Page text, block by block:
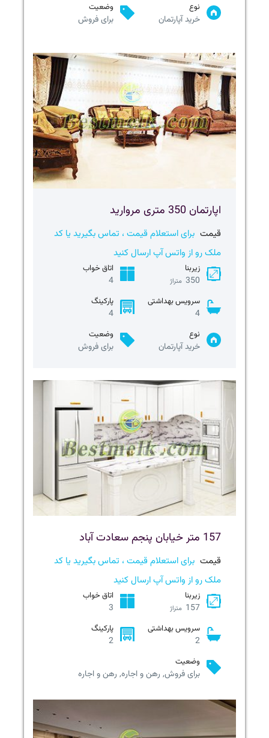
نوع
خرید آپارتمان
وضعیت
برای فروش
اپارتمان 350 متری مروارید
قیمت برای استعلام قیمت ، تماس بگیرید یا کد
ملک رو از واتس آپ ارسال کنید
زیربنا
350 متراژ
اتاق خواب
4
سرویس بهداشتی
4
پارکینگ
4
نوع
خرید آپارتمان
وضعیت
برای فروش
157 متر خیابان پنجم سعادت آباد
قیمت برای استعلام قیمت ، تماس بگیرید یا کد
ملک رو از واتس آپ ارسال کنید
زیربنا
157 متراژ
اتاق خواب
3
سرویس بهداشتی
2
پارکینگ
2
وضعیت
برای فروش, رهن و اجاره, رهن و اجاره